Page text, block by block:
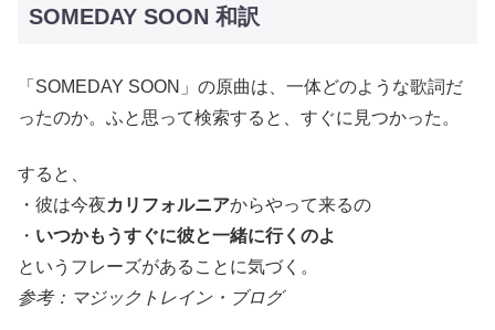
SOMEDAY SOON 和訳
「SOMEDAY SOON」の原曲は、一体どのような歌詞だ
ったのか。ふと思って検索すると、すぐに見つかった。
すると、
・彼は今夜カリフォルニアからやって来るの
・ いつかもうすぐに彼と一緒に行くのよ
というフレーズがあることに気づく。
参考：マジックトレイン・ブログ